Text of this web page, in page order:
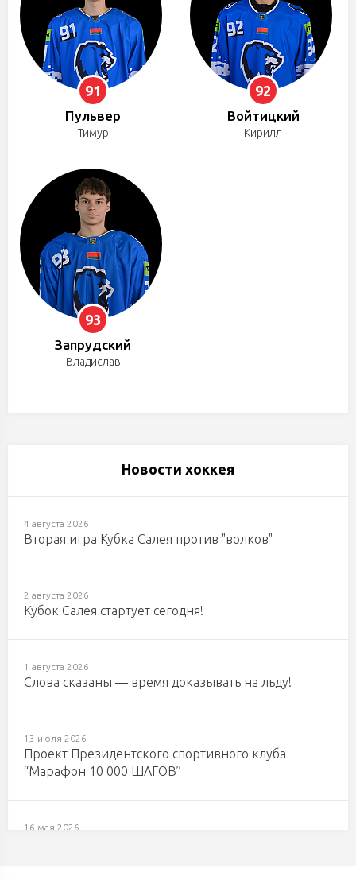
91
Пульвер
Тимур
92
Войтицкий
Кирилл
93
Запрудский
Владислав
Новости хоккея
4 августа 2026
Вторая игра Кубка Салея против "волков"
2 августа 2026
Кубок Салея стартует сегодня!
1 августа 2026
Слова сказаны — время доказывать на льду!
13 июля 2026
Проект Президентского спортивного клуба
“Марафон 10 000 ШАГОВ”
16 мая 2026